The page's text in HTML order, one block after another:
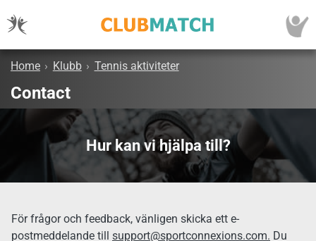
Home › Klubb › Tennis aktiviteter
Contact
Hur kan vi hjälpa till?
För frågor och feedback, vänligen skicka ett e-
postmeddelande till support@sportconnexions.com. Du